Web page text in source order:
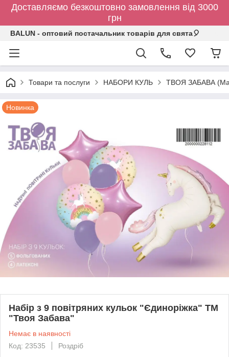
Доставляємо безкоштовно замовлення від 3000
грн
BALUN - оптовий постачальник товарів для свята🎈
Товари та послуги НАБОРИ КУЛЬ ТВОЯ ЗАБАВА
Новинка
Набір з 9 повітряних кульок "Єдиноріжка" ТМ
"Твоя Забава"
Немає в наявності
Код: 23535
Роздріб